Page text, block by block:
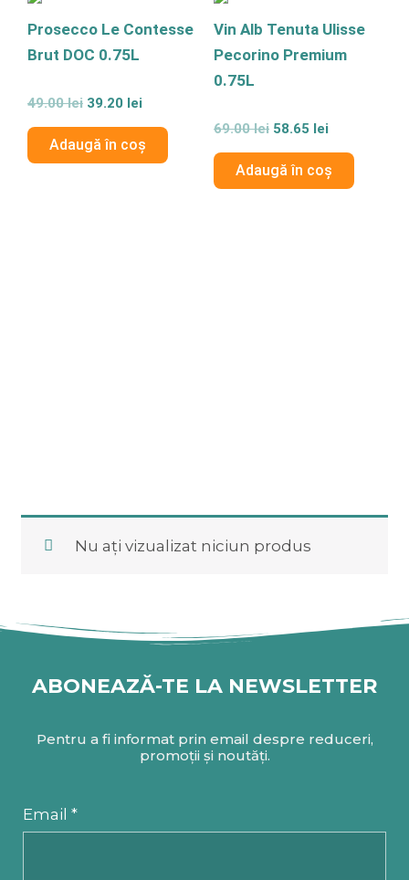
Prosecco Le Contesse
Brut DOC 0.75L
Evaluat
0
49.00lei 39.20 lei
Adaugă în coș
Vin Alb Tenuta Ulisse
Pecorino Premium
0.75L
Evaluat
0
69.00lei 58.65 lei
Adaugă în coș
Nu ați vizualizat niciun produs
ABONEAZĂ-TE LA NEWSLETTER
Pentru a fi informat prin email despre reduceri,
promoții și noutăți.
Email *